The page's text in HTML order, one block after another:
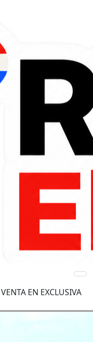
EN EXCLUSIVA